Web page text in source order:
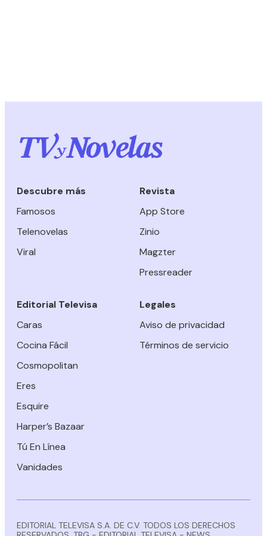
Descubre más
Famosos
Telenovelas
Viral
Revista
App Store
Zinio
Magzter
Pressreader
Editorial Televisa
Caras
Cocina Fácil
Cosmopolitan
Eres
Esquire
Harper’s Bazaar
Tú En Línea
Vanidades
Legales
Aviso de privacidad
Términos de servicio
EDITORIAL TELEVISA S.A. DE C.V. TODOS LOS DERECHOS